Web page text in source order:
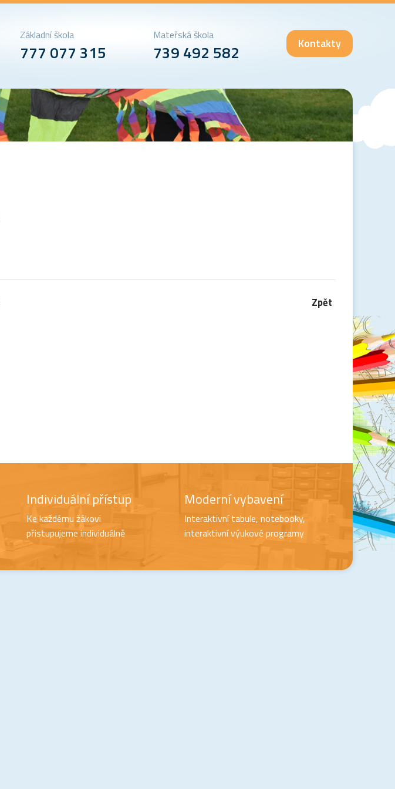
Kontakty
Základní škola
777 077 315
Mateřská škola
739 492 582
Zpět
Individuální přístup
Ke každému žákovi
přistupujeme individuálně
Moderní vybavení
Interaktivní tabule, notebooky,
interaktivní výukové programy